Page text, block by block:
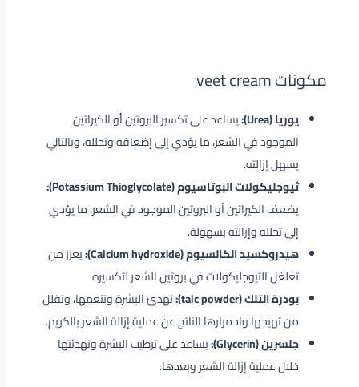
مكونات veet cream
يوريا (Urea):
يساعد على تكسير البروتين أو الكيراتين
الموجود في الشعر، ما يؤدي إلى إضعافه وتحلله، وبالتالي
يسهل إزالته.
ثيوجليكولات البوتاسيوم (Potassium Thioglycolate):
يضعف الكيراتين أو البروتين الموجود في الشعر، ما يؤدي
إلى تحلله وإزالته بسهولة.
هيدروكسيد الكالسيوم (Calcium hydroxide):
يعزز من
تغلغل الثيوجليكولات في بروتين الشعر لتكسيره.
بودرة التلك (talc powder):
تهدئ البشرة وتنعمها، وتقلل
من تهيجها واحمرارها الناتج عن عملية إزالة الشعر بالكريم.
جلسرين (Glycerin):
يساعد على ترطيب البشرة وتهدئتها
خلال عملية إزالة الشعر وبعدها.